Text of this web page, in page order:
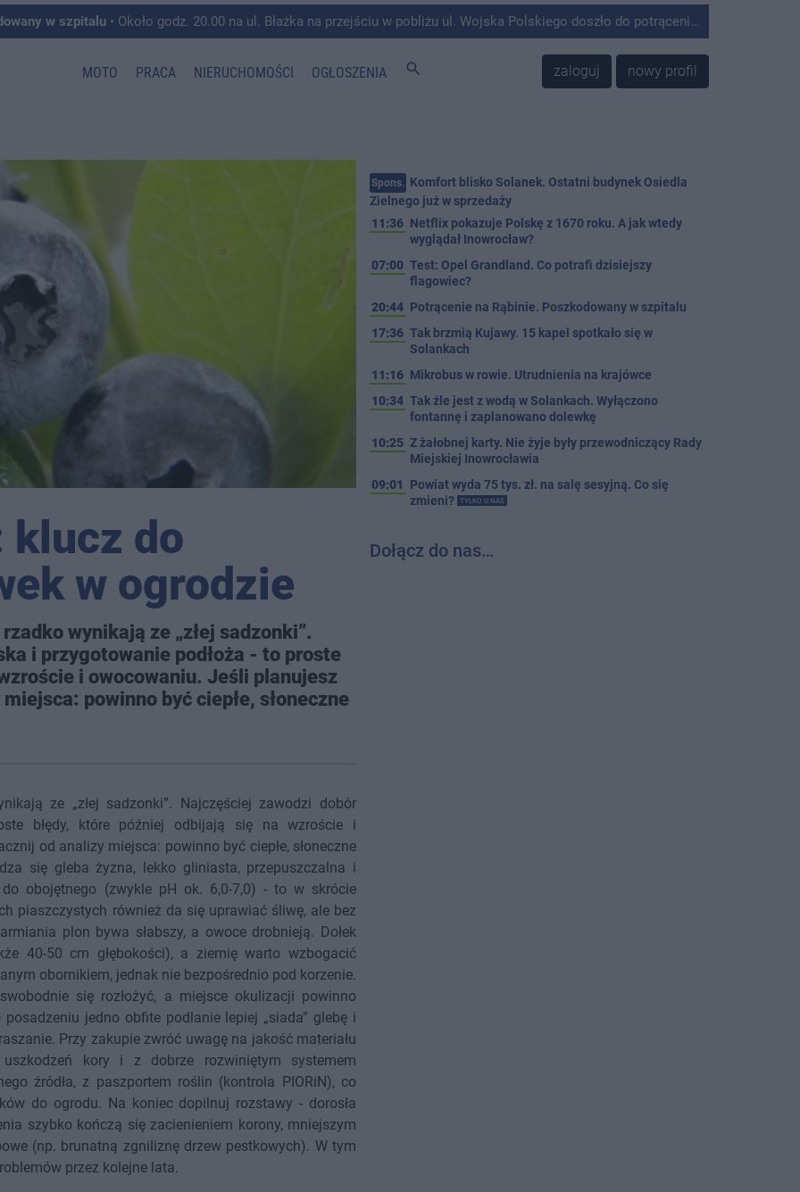
w szpitalu • Około godz. 20.00 na ul. Błażka na przejściu w pobliżu ul. Wojska Polskiego doszło do potrącenia mężczyzny przez kierującego Mercedesem.
MOTO PRACA NIERUCHOMOŚCI OGŁOSZENIA search zaloguj nowy profil
klucz do
w ogrodzie
wynikają ze „złej sadzonki”.
i przygotowanie podłoża - to proste
i owocowaniu. Jeśli planujesz
powinno być ciepłe, słoneczne
ze „złej sadzonki”. Najczęściej zawodzi dobór
błędy, które później odbijają się na wzroście i
od analizy miejsca: powinno być ciepłe, słoneczne
się gleba żyzna, lekko gliniasta, przepuszczalna i
obojętnego (zwykle pH ok. 6,0-7,0) - to w skrócie
piaszczystych również da się uprawiać śliwę, ale bez
plon bywa słabszy, a owoce drobnieją. Dołek
40-50 cm głębokości), a ziemię warto wzbogacić
obornikiem, jednak nie bezpośrednio pod korzenie.
się rozłożyć, a miejsce okulizacji powinno
jedno obfite podlanie lepiej „siada” glebę i
Przy zakupie zwróć uwagę na jakość materiału
kory i z dobrze rozwiniętym systemem
źródła, z paszportem roślin (kontrola PIORiN), co
do ogrodu. Na koniec dopilnuj rozstawy - dorosła
szybko kończą się zacienieniem korony, mniejszym
(np. brunatną zgniliznę drzew pestkowych). W tym
przez kolejne lata.
Spons. Komfort blisko Solanek. Ostatni budynek Osiedla
Zielnego już w sprzedaży
11:36 Netflix pokazuje Polskę z 1670 roku. A jak wtedy
wyglądał Inowrocław?
07:00 Test: Opel Grandland. Co potrafi dzisiejszy
flagowiec?
20:44 Potrącenie na Rąbinie. Poszkodowany w szpitalu
17:36 Tak brzmią Kujawy. 15 kapel spotkało się w
Solankach
11:16 Mikrobus w rowie. Utrudnienia na krajówce
10:34 Tak źle jest z wodą w Solankach. Wyłączono
fontannę i zaplanowano dolewkę
10:25 Z żałobnej karty. Nie żyje były przewodniczący Rady
Miejskiej Inowrocławia
09:01
Powiat wyda 75 tys. zł. na salę sesyjną. Co się
zmieni?
TYLKO U NAS
Dołącz do nas…